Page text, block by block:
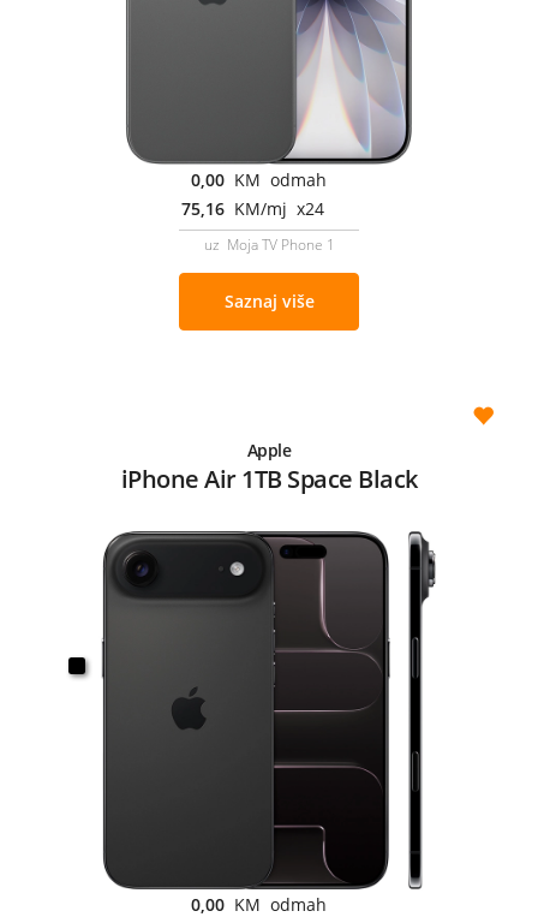
0,00 KM odmah
75,16 KM/mj x24
uz Moja TV Phone 1
Saznaj više
Apple
iPhone Air 1TB Space Black
0,00 KM odmah